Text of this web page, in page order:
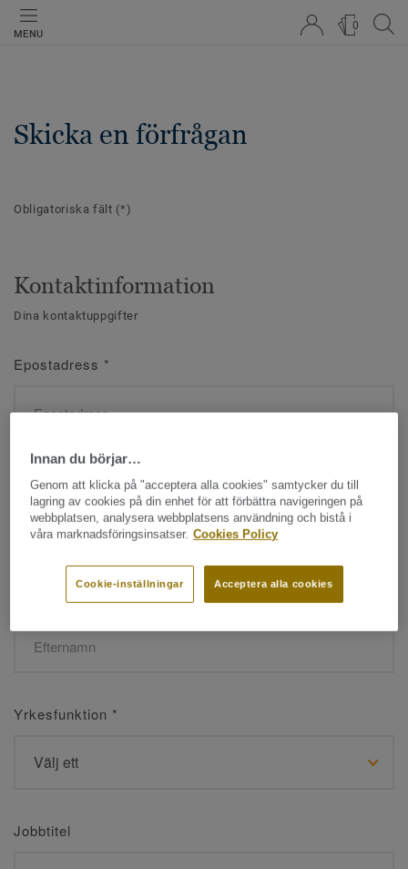
MENU
0
Skicka en förfrågan
Obligatoriska fält (*)
Kontaktinformation
Dina kontaktuppgifter
Epostadress *
Namn*
Efternamn*
Yrkesfunktion *
Jobbtitel
Innan du börjar…
Genom att klicka på "acceptera alla cookies" samtycker du till
lagring av cookies på din enhet för att förbättra navigeringen på
webbplatsen, analysera webbplatsens användning och bistå i
våra marknadsföringsinsatser. Cookies Policy
Acceptera alla cookies
Cookie-inställningar